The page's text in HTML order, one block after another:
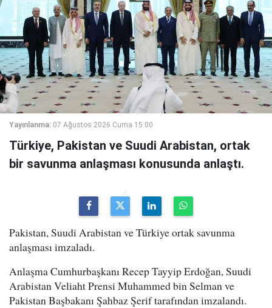
Yayınlanma: 07 Ağustos 2026 Cuma 15:00
Türkiye, Pakistan ve Suudi Arabistan, ortak
bir savunma anlaşması konusunda anlaştı.
Pakistan, Suudi Arabistan ve Türkiye ortak savunma
anlaşması imzaladı.
Anlaşma Cumhurbaşkanı Recep Tayyip Erdoğan, Suudi
Arabistan Veliaht Prensi Muhammed bin Selman ve
Pakistan Başbakanı Şahbaz Şerif tarafından imzalandı.